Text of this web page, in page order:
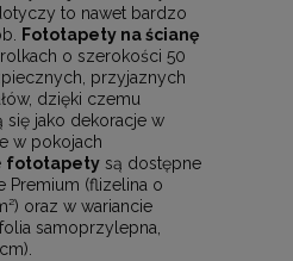
to nawet bardzo
Fototapety na ścianę
o szerokości 50
przyjaznych
dzięki czemu
się jako dekoracje w
w pokojach
fototapety są dostępne
Premium (flizelina o
oraz w wariancie
samoprzylepna,